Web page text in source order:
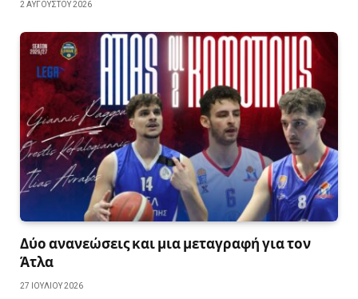
2 ΑΥΓΟΎΣΤΟΥ 2026
Δύο ανανεώσεις και μια μεταγραφή για τον
Άτλα
27 ΙΟΥΛΊΟΥ 2026